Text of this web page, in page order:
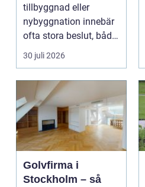
tillbyggnad eller
nybyggnation innebär
ofta stora beslut, både
ekonomiskt ...
30 juli 2026
Golvfirma i
Stockholm – så